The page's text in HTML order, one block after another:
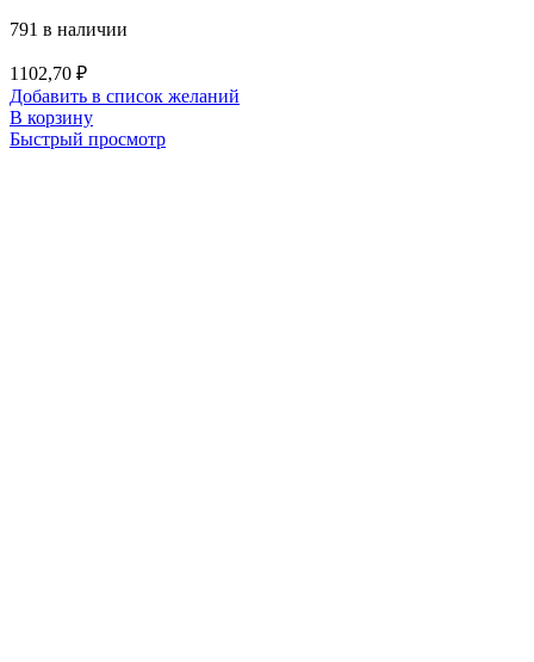
791 в наличии
1102,70 ₽
Добавить в список желаний
В корзину
Быстрый просмотр